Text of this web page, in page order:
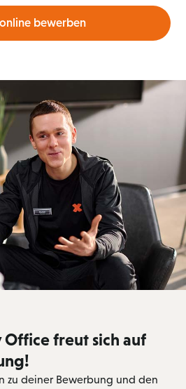
bewerben
Office freut sich auf
zu deiner Bewerbung und den